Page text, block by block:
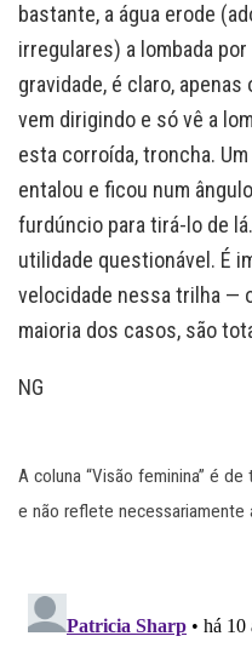
bastante, a água erode
irregulares) a lombada por
gravidade, é claro,
vem dirigindo e só vê a
esta corroída, troncha.
entalou e ficou num
furdúncio para tirá-lo de
utilidade questionável. É
velocidade nessa trilha —
maioria dos casos, são
NG
A coluna “Visão feminina” é
e não reflete necessariamente